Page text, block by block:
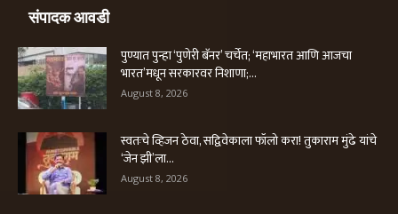
संपादक आवडी
पुण्यात पुन्हा ‘पुणेरी बॅनर’ चर्चेत; ‘महाभारत आणि आजचा
भारत’मधून सरकारवर निशाणा;...
August 8, 2026
स्वतःचे व्हिजन ठेवा, सद्विवेकाला फॉलो करा! तुकाराम मुंढे यांचे
‘जेन झी’ला...
August 8, 2026